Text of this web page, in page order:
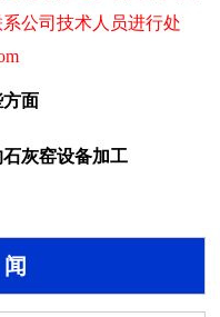
公司技术人员进行处
面
灰窑设备加工